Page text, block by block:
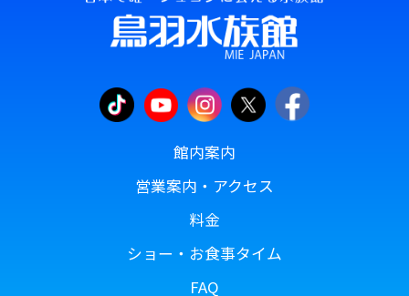
館内案内
営業案内・アクセス
料金
ショー・お食事タイム
FAQ